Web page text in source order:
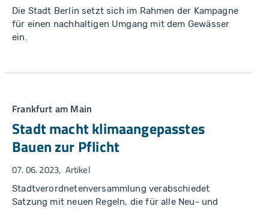
Die Stadt Berlin setzt sich im Rahmen der Kampagne
für einen nachhaltigen Umgang mit dem Gewässer
ein.
Frankfurt am Main
Stadt macht klimaangepasstes
Bauen zur Pflicht
07. 06. 2023 Artikel
Stadtverordnetenversammlung verabschiedet
Satzung mit neuen Regeln, die für alle Neu- und